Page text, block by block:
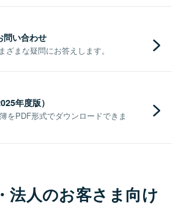
問い合わせ
ざまな疑問にお答えします。
年度版）
をPDF形式でダウンロードできま
法人のお客さま向け